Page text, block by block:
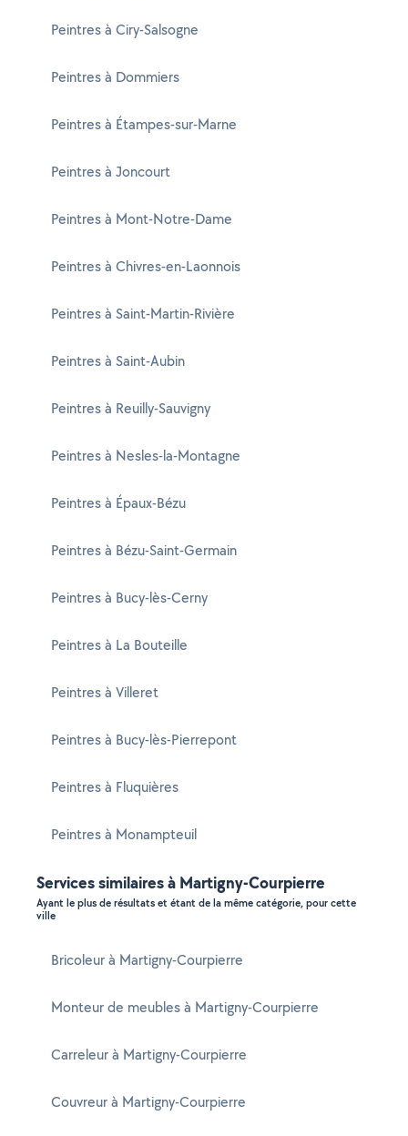
Peintres à Ciry-Salsogne
Peintres à Dommiers
Peintres à Étampes-sur-Marne
Peintres à Joncourt
Peintres à Mont-Notre-Dame
Peintres à Chivres-en-Laonnois
Peintres à Saint-Martin-Rivière
Peintres à Saint-Aubin
Peintres à Reuilly-Sauvigny
Peintres à Nesles-la-Montagne
Peintres à Épaux-Bézu
Peintres à Bézu-Saint-Germain
Peintres à Bucy-lès-Cerny
Peintres à La Bouteille
Peintres à Villeret
Peintres à Bucy-lès-Pierrepont
Peintres à Fluquières
Peintres à Monampteuil
Services similaires à Martigny-Courpierre
Ayant le plus de résultats et étant de la même catégorie, pour cette
ville
Bricoleur à Martigny-Courpierre
Monteur de meubles à Martigny-Courpierre
Carreleur à Martigny-Courpierre
Couvreur à Martigny-Courpierre